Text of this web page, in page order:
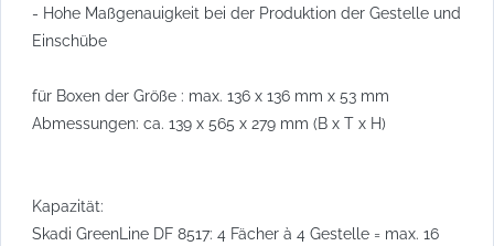
- Hohe Maßgenauigkeit bei der Produktion der Gestelle und
Einschübe
für Boxen der Größe : max. 136 x 136 mm x 53 mm
Abmessungen: ca. 139 x 565 x 279 mm (B x T x H)
Kapazität:
Skadi GreenLine DF 8517: 4 Fächer à 4 Gestelle = max. 16